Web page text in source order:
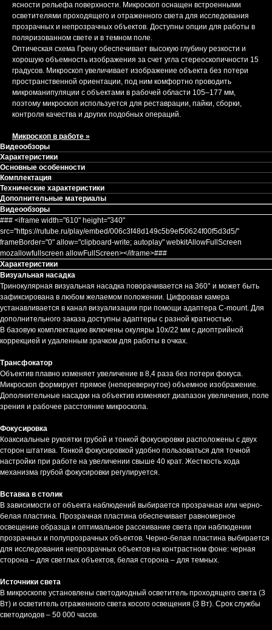
ясности рельефа поверхности. Микроскоп оснащен встроенными
осветителями проходящего и отраженного света для исследования
прозрачных и непрозрачных объектов. Доступны опции для работы в
поляризованном свете и в темном поле.
Оптическая схема Грену обеспечивает высокую глубину резкости и
хорошую объемность изображения за счет угла стереоскопичности 15
градусов. Микроскоп увеличивает изображение объекта без потери
пространственной ориентации, под ним комфортно проводить
микроманипуляции с объектами в рабочей области 105–177 мм,
поэтому микроскоп используется для реставрации, пайки, сборки,
контроля качества и других подобных операций.
Микроскоп в работе »
Видеообзоры
Характеристики
Основные особенности
Комплектация
Технические характеристики
Дополнительные материалы
Видеообзоры
### <iframe width="610" height="340"
src="https://rutube.ru/play/embed/006c3f48d149c5b9ef50624f00f5d3d5/"
frameBorder="0" allow="clipboard-write; autoplay" webkitAllowFullScreen
mozallowfullscreen allowFullScreen></iframe>###
Характеристики
Визуальная насадка
Тринокулярная визуальная насадка поворачивается на 360° и может быть
зафиксирована в любом желаемом положении. Цифровая камера
устанавливается в канал визуализации при помощи адаптера C-mount. Для
дополнительного заказа доступны адаптеры с разной кратностью.
В базовую комплектацию включены окуляры 10х/22 мм с диоптрийной
коррекцией и удаленным зрачком для работы в очках.
Трансфокатор
Объектив плавно изменяет увеличение в 8,4 раза без потери фокуса.
Микроскоп формирует прямое (неперевернутое) объемное изображение.
Дополнительные насадки на объектив изменяют диапазон увеличения, поле
зрения и рабочее расстояние микроскопа.
Фокусировка
Коаксиальные рукоятки грубой и тонкой фокусировки расположены с двух
сторон штатива. Тонкой фокусировкой удобно пользоваться для точной
настройки при работе на увеличении свыше 40 крат. Жесткость хода
механизма грубой фокусировки регулируется.
Вставка в столик
В зависимости от объекта наблюдений выбирается прозрачная или черно-
белая пластина. Прозрачная пластина обеспечивает равномерное
освещение образца и оптимальное рассеивание света при наблюдении
прозрачных и полупрозрачных объектов. Черно-белая пластина выбирается
для исследования непрозрачных объектов на контрастном фоне: черная
сторона – для светлых объектов, белая сторона – для темных.
Источники света
В микроскопе установлены светодиодный осветитель проходящего света (3
Вт) и осветитель отраженного света косого освещения (3 Вт). Срок службы
светодиодов – 50 000 часов.